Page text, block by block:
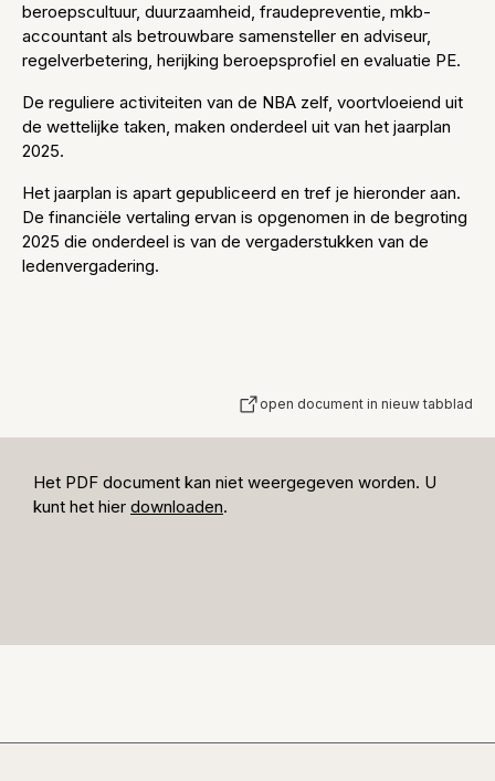
beroepscultuur, duurzaamheid, fraudepreventie, mkb-
accountant als betrouwbare samensteller en adviseur,
regelverbetering, herijking beroepsprofiel en evaluatie PE.
De reguliere activiteiten van de NBA zelf, voortvloeiend uit
de wettelijke taken, maken onderdeel uit van het jaarplan
2025.
Het jaarplan is apart gepubliceerd en tref je hieronder aan.
De financiële vertaling ervan is opgenomen in de begroting
2025 die onderdeel is van de vergaderstukken van de
ledenvergadering.
open document in nieuw tabblad
Het PDF document kan niet weergegeven worden. U
kunt het hier downloaden.